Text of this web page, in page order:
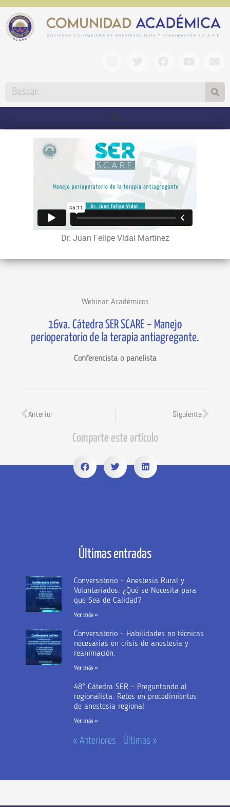
Dr. Juan Felipe Vidal Martínez
Webinar Académicos
16va. Cátedra SER SCARE – Manejo
perioperatorio de la terapia antiagregante.
Conferencista o panelista
Anterior Siguiente
Comparte este artículo
Últimas entradas
Conversatorio – Anestesia Rural y
Voluntariados: ¿Qué se Necesita para
que Sea de Calidad?
Ver más »
Conversatorio – Habilidades no técnicas
necesarias en crisis de anestesia y
reanimación.
Ver más »
48° Cátedra SER – Preguntando al
regionalista: Retos en procedimientos
de anestesia regional
Ver más »
« Anteriores Últimas »